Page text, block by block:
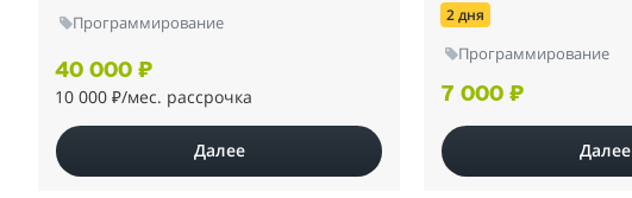
Программирование
40 000 ₽
10 000 ₽/мес. рассрочка
Далее
2 дня
Программирование
7 000 ₽
Далее